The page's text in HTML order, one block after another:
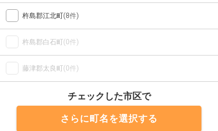
杵島郡江北町(8件)
杵島郡白石町(0件)
藤津郡太良町(0件)
チェックした市区で
さらに町名を選択する